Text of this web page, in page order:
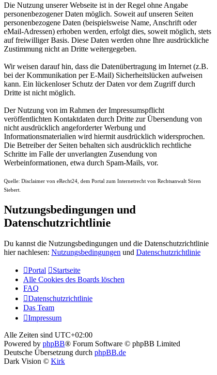
Die Nutzung unserer Webseite ist in der Regel ohne Angabe
personenbezogener Daten möglich. Soweit auf unseren Seiten
personenbezogene Daten (beispielsweise Name, Anschrift oder
eMail-Adressen) erhoben werden, erfolgt dies, soweit möglich, stets
auf freiwilliger Basis. Diese Daten werden ohne Ihre ausdrückliche
Zustimmung nicht an Dritte weitergegeben.
Wir weisen darauf hin, dass die Datenübertragung im Internet (z.B.
bei der Kommunikation per E-Mail) Sicherheitslücken aufweisen
kann. Ein lückenloser Schutz der Daten vor dem Zugriff durch
Dritte ist nicht möglich.
Der Nutzung von im Rahmen der Impressumspflicht
veröffentlichten Kontaktdaten durch Dritte zur Übersendung von
nicht ausdrücklich angeforderter Werbung und
Informationsmaterialien wird hiermit ausdrücklich widersprochen.
Die Betreiber der Seiten behalten sich ausdrücklich rechtliche
Schritte im Falle der unverlangten Zusendung von
Werbeinformationen, etwa durch Spam-Mails, vor.
Quelle: Disclaimer von eRecht24, dem Portal zum Internetrecht von Rechtsanwalt Sören
Siebert.
Nutzungsbedingungen und
Datenschutzrichtlinie
Du kannst die Nutzungsbedingungen und die Datenschutzrichtlinie
hier nachlesen: Nutzungsbedingungen und Datenschutzrichtlinie
Portal
Startseite
Alle Cookies des Boards löschen
FAQ
Datenschutzrichtlinie
Das Team
Impressum
Alle Zeiten sind UTC+02:00
Powered by phpBB® Forum Software © phpBB Limited
Deutsche Übersetzung durch phpBB.de
Dark Vision © Kirk